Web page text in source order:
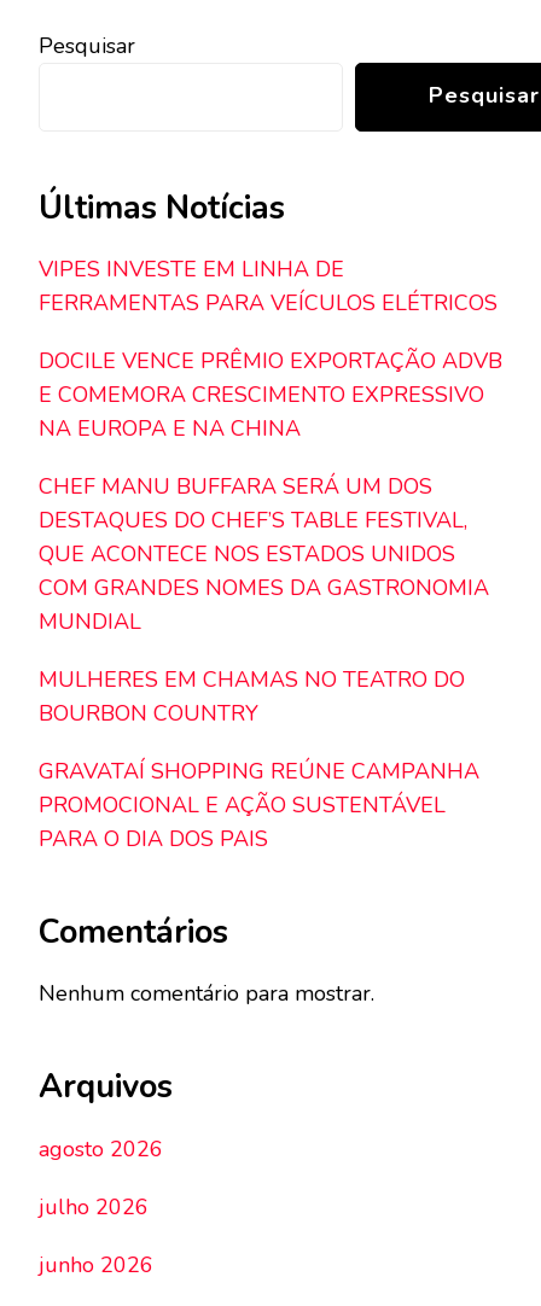
Pesquisar
Pesquisar
Últimas Notícias
VIPES INVESTE EM LINHA DE
FERRAMENTAS PARA VEÍCULOS ELÉTRICOS
DOCILE VENCE PRÊMIO EXPORTAÇÃO ADVB
E COMEMORA CRESCIMENTO EXPRESSIVO
NA EUROPA E NA CHINA
CHEF MANU BUFFARA SERÁ UM DOS
DESTAQUES DO CHEF’S TABLE FESTIVAL,
QUE ACONTECE NOS ESTADOS UNIDOS
COM GRANDES NOMES DA GASTRONOMIA
MUNDIAL
MULHERES EM CHAMAS NO TEATRO DO
BOURBON COUNTRY
GRAVATAÍ SHOPPING REÚNE CAMPANHA
PROMOCIONAL E AÇÃO SUSTENTÁVEL
PARA O DIA DOS PAIS
Comentários
Nenhum comentário para mostrar.
Arquivos
agosto 2026
julho 2026
junho 2026